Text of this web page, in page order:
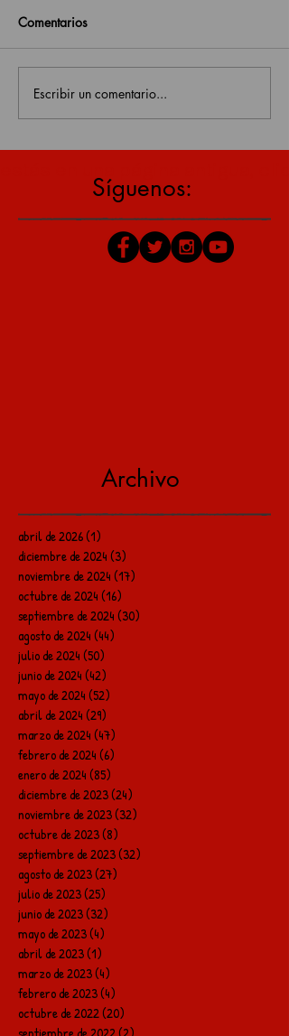
Comentarios
Escribir un comentario...
Síguenos:
Archivo
abril de 2026(1)
diciembre de 2024(3)
noviembre de 2024(17)
octubre de 2024(16)
septiembre de 2024(30)
agosto de 2024(44)
julio de 2024(50)
junio de 2024(42)
mayo de 2024(52)
abril de 2024(29)
marzo de 2024(47)
febrero de 2024(6)
enero de 2024(85)
diciembre de 2023(24)
noviembre de 2023(32)
octubre de 2023(8)
septiembre de 2023(32)
agosto de 2023(27)
julio de 2023(25)
junio de 2023(32)
mayo de 2023(4)
abril de 2023(1)
marzo de 2023(4)
febrero de 2023(4)
octubre de 2022(20)